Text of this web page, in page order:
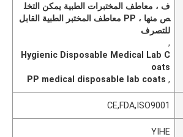
ف ، معاطف المختبرات الطبية يمكن التخل
ص منها ، PP معاطف المختبر الطبية القابل
للتصرف
,
Hygienic Disposable Medical Lab C
oats
,
PP medical disposable lab coats
CE,FDA,ISO9001
YIHE